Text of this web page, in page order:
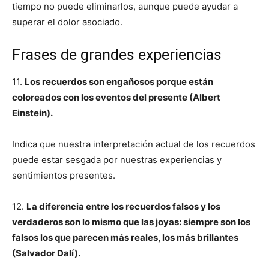
tiempo no puede eliminarlos, aunque puede ayudar a
superar el dolor asociado.
Frases de grandes experiencias
11. Los recuerdos son engañosos porque están
coloreados con los eventos del presente (Albert
Einstein).
Indica que nuestra interpretación actual de los recuerdos
puede estar sesgada por nuestras experiencias y
sentimientos presentes.
12. La diferencia entre los recuerdos falsos y los
verdaderos son lo mismo que las joyas: siempre son los
falsos los que parecen más reales, los más brillantes
(Salvador Dalí).